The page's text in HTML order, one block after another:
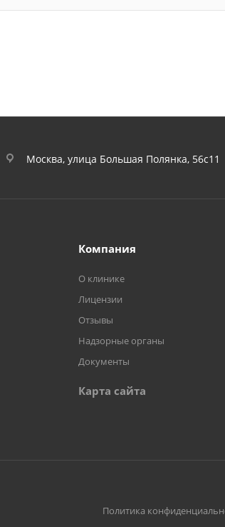
Москва, улица Большая Полянка, 56с11
Компания
О клинике
Лицензии
Отзывы
Надзорные органы
Документы
Карта сайта
Политика